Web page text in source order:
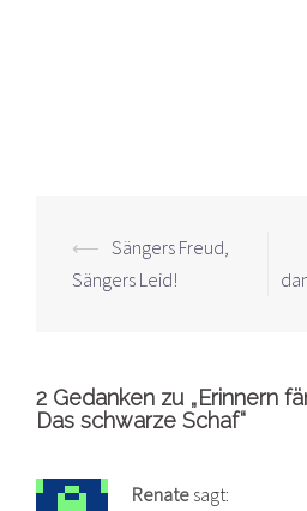
Beitrags-
Navigation
⟵ Sängers Freud,
Sängers Leid!
2 Gedanken zu „Erinnern
Das schwarze Schaf“
Renate sagt: